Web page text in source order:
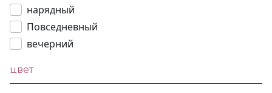
нарядный
Повседневный
вечерний
цвет